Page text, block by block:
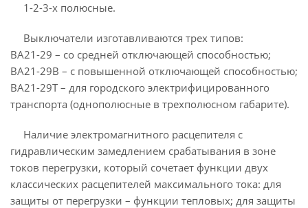
1-2-3-х полюсные.
Выключатели изготавливаются трех типов:
ВА21-29 – со средней отключающей способностью;
ВА21-29В – с повышенной отключающей способностью;
ВА21-29Т – для городского электрифицированного
транспорта (однополюсные в трехполюсном габарите).
Наличие электромагнитного расцепителя с
гидравлическим замедлением срабатывания в зоне
токов перегрузки, который сочетает функции двух
классических расцепителей максимального тока: для
защиты от перегрузки – функции тепловых; для защиты